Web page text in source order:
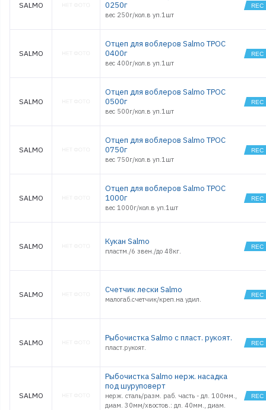
SALMO
0250г
вес 250г/кол.в уп.1шт
SALMO
Отцеп для воблеров Salmo ТРОС
0400г
вес 400г/кол.в уп.1шт
SALMO
Отцеп для воблеров Salmo ТРОС
0500г
вес 500г/кол.в уп.1шт
SALMO
Отцеп для воблеров Salmo ТРОС
0750г
вес 750г/кол.в уп.1шт
SALMO
Отцеп для воблеров Salmo ТРОС
1000г
вес 1000г/кол.в уп.1шт
SALMO Кукан Salmo
пластм./6 звен./до 48кг.
SALMO Счетчик лески Salmo
малогаб.счетчик/креп.на удил.
SALMO Рыбочистка Salmo с пласт. рукоят.
пласт.рукоят.
SALMO
Рыбочистка Salmo нерж. насадка
под шуруповерт
нерж. сталь/разм. раб. часть - дл. 100мм.,
диам. 30мм/хвостов.: дл. 40мм., диам.